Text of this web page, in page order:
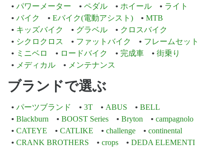
パワーメーター
ペダル ホイール
ライト
バイク
Eバイク(電動アシスト)
MTB
キッズバイク
グラベル
クロスバイク
シクロクロス
ファットバイク
フレームセット
ミニベロ
ロードバイク 完成車
街乗り
メディカル
メンテナンス
ブランドで選ぶ
パーツブランド 3T ABUS
BELL
Blackburn
BOOST Series Bryton
campagnolo
CATEYE
CATLIKE challenge
continental
CRANK BROTHERS
crops
DEDA ELEMENTI